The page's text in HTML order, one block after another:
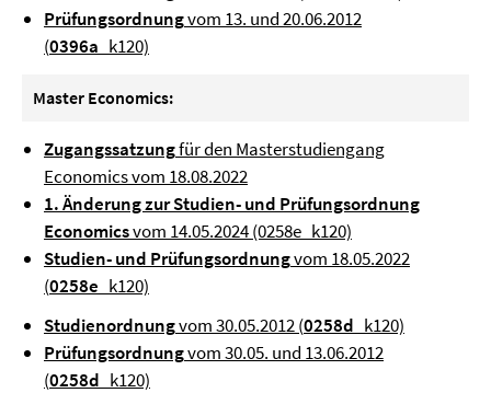
Prüfungsordnungvom 13. und 20.06.2012
(0396a _k120)
Master Economics:
Zugangssatzungfür den Masterstudiengang
Economics vom 18.08.2022
1. Änderung zur Studien- und Prüfungsordnung
Economicsvom 14.05.2024 (0258e_k120)
Studien- und Prüfungsordnungvom 18.05.2022
(0258e _k120)
Studienordnungvom 30.05.2012 (0258d _k120)
Prüfungsordnungvom 30.05. und 13.06.2012
(0258d _k120)